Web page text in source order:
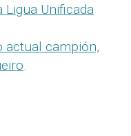
Ligua Unificada
actual campión,